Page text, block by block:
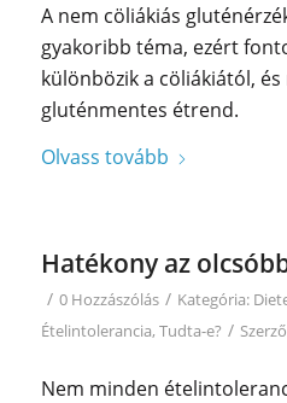
A nem cöliákiás
gyakoribb téma, ezért
különbözik a cöliákiától,
gluténmentes étrend.
Olvass tovább
Hatékony az
/ 0 Hozzászólás / Kategória:
Ételintolerancia, Tudta-e? /
Nem minden